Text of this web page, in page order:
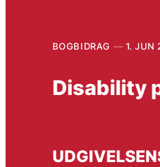
BOGBIDRAG 1. JUN
Disability